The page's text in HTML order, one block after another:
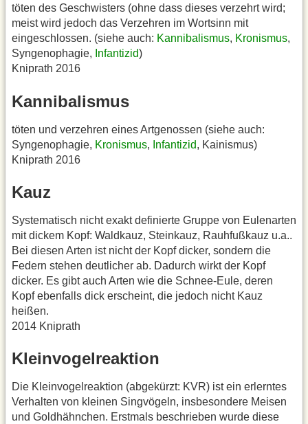
töten des Geschwisters (ohne dass dieses verzehrt wird;
meist wird jedoch das Verzehren im Wortsinn mit
eingeschlossen. (siehe auch: Kannibalismus, Kronismus,
Syngenophagie, Infantizid)
Kniprath 2016
Kannibalismus
töten und verzehren eines Artgenossen (siehe auch:
Syngenophagie, Kronismus, Infantizid, Kainismus)
Kniprath 2016
Kauz
Systematisch nicht exakt definierte Gruppe von Eulenarten
mit dickem Kopf: Waldkauz, Steinkauz, Rauhfußkauz u.a..
Bei diesen Arten ist nicht der Kopf dicker, sondern die
Federn stehen deutlicher ab. Dadurch wirkt der Kopf
dicker. Es gibt auch Arten wie die Schnee-Eule, deren
Kopf ebenfalls dick erscheint, die jedoch nicht Kauz
heißen.
2014 Kniprath
Kleinvogelreaktion
Die Kleinvogelreaktion (abgekürzt: KVR) ist ein erlerntes
Verhalten von kleinen Singvögeln, insbesondere Meisen
und Goldhähnchen. Erstmals beschrieben wurde diese